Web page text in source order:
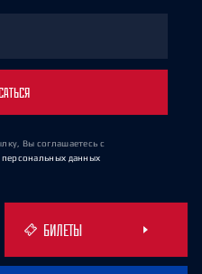
Вы соглашаетесь с
данных
БИЛЕТЫ